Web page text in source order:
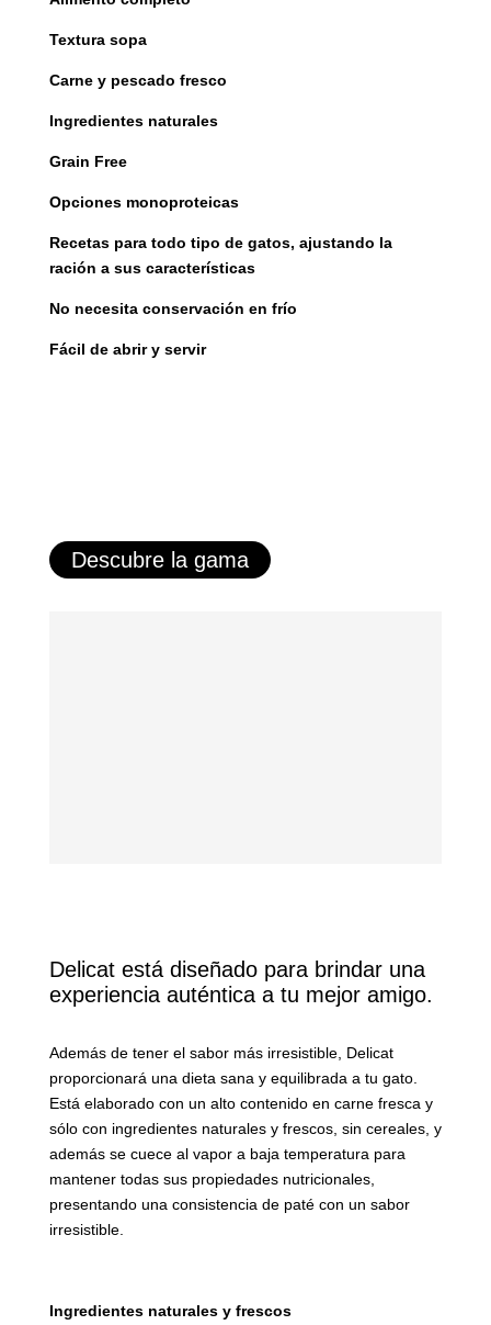
Textura sopa
Carne y pescado fresco
Ingredientes naturales
Grain Free
Opciones monoproteicas
Recetas para todo tipo de gatos, ajustando la
ración a sus características
No necesita conservación en frío
Fácil de abrir y servir
Descubre la gama
Delicat está diseñado para brindar una
experiencia auténtica a tu mejor amigo.
Además de tener el sabor más irresistible, Delicat
proporcionará una dieta sana y equilibrada a tu gato.
Está elaborado con un alto contenido en carne fresca y
sólo con ingredientes naturales y frescos, sin cereales, y
además se cuece al vapor a baja temperatura para
mantener todas sus propiedades nutricionales,
presentando una consistencia de paté con un sabor
irresistible.
Ingredientes naturales y frescos